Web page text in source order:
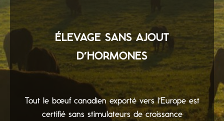
ÉLEVAGE SANS AJOUT
D’HORMONES
Tout le bœuf canadien exporté vers l’Europe est
certifié sans stimulateurs de croissance